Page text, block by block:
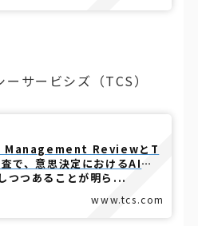
サービシズ（TCS）
www.tcs.com
Management ReviewとT
で、意思決定におけるAIの
つつあることが明ら...